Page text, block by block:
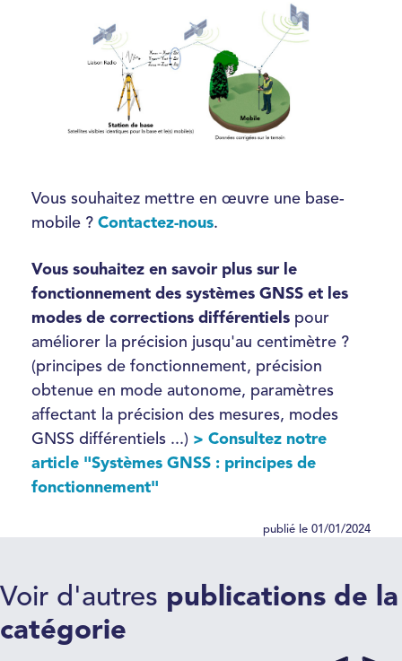
Vous souhaitez mettre en œuvre une base-
mobile ? Contactez-nous.
Vous souhaitez en savoir plus sur le
fonctionnement des systèmes GNSS et les
modes de corrections différentiels pour
améliorer la précision jusqu'au centimètre ?
(principes de fonctionnement, précision
obtenue en mode autonome, paramètres
affectant la précision des mesures, modes
GNSS différentiels ...) > Consultez notre
article "Systèmes GNSS : principes de
fonctionnement"
publié le 01/01/2024
Voir d'autres publications de la
catégorie